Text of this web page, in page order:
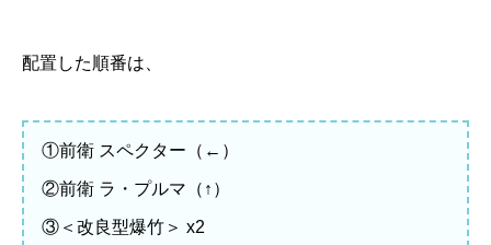
配置した順番は、
①前衛 スペクター（←）
②前衛 ラ・プルマ（↑）
③＜改良型爆竹＞ x2